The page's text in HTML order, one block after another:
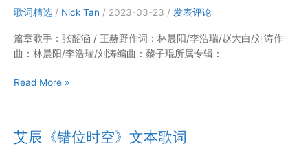
了
视
剧
油，
是
最
棒
歌词精选 / Nick Tan / 2023-03-23 / 发表评论
篇章歌手：张韶涵 / 王赫野作词：林晨阳/李浩瑞/赵大白/刘涛作
曲：林晨阳/李浩瑞/刘涛编曲：黎子琨所属专辑：
张
王
赫
Read More »
艾辰《错位时空》文本歌词